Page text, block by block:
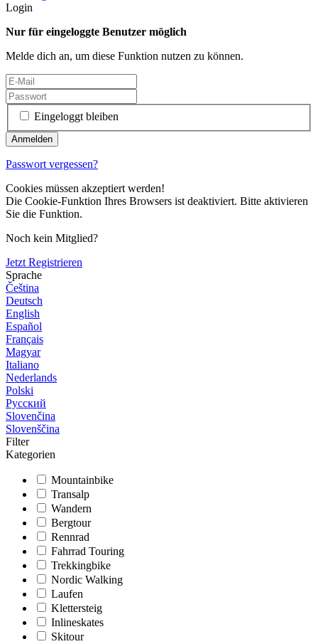
Login
Nur für eingeloggte Benutzer möglich
Melde dich an, um diese Funktion nutzen zu können.
Eingeloggt bleiben
Passwort vergessen?
Cookies müssen akzeptiert werden!
Die Cookie-Funktion Ihres Browsers ist deaktiviert. Bitte aktivieren
Sie die Funktion.
Noch kein Mitglied?
Jetzt Registrieren
Sprache
Čeština
Deutsch
English
Español
Français
Magyar
Italiano
Nederlands
Polski
Русский
Slovenčina
Slovenščina
Filter
Kategorien
Mountainbike
Transalp
Wandern
Bergtour
Rennrad
Fahrrad Touring
Trekkingbike
Nordic Walking
Laufen
Klettersteig
Inlineskates
Skitour